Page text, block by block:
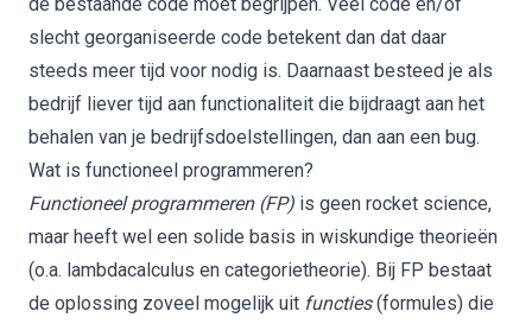
slecht georganiseerde code betekent dan dat daar
steeds meer tijd voor nodig is. Daarnaast besteed je als
bedrijf liever tijd aan functionaliteit die bijdraagt aan het
behalen van je bedrijfsdoelstellingen, dan aan een bug.
Wat is functioneel programmeren?
Functioneel programmeren (FP) is geen rocket science,
maar heeft wel een solide basis in wiskundige theorieën
(o.a. lambdacalculus en categorietheorie). Bij FP bestaat
de oplossing zoveel mogelijk uit functies(formules) die